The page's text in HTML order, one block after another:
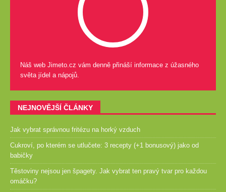
Náš web Jimeto.cz vám denně přináší informace z úžasného
světa jídel a nápojů.
NEJNOVĚJŠÍ ČLÁNKY
Jak vybrat správnou fritézu na horký vzduch
Cukroví, po kterém se utlučete: 3 recepty (+1 bonusový) jako od
babičky
Těstoviny nejsou jen špagety. Jak vybrat ten pravý tvar pro každou
omáčku?